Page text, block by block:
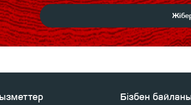
Бізбен